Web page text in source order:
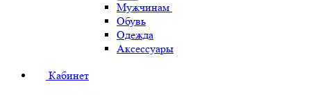
Мужчинам
Обувь
Одежда
Аксессуары
Кабинет